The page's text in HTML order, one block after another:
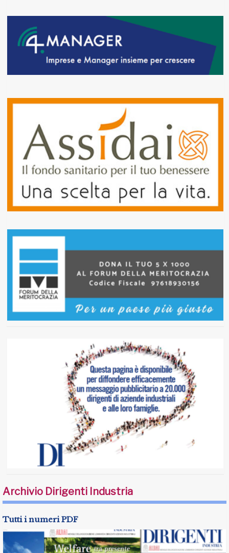
Archivio Dirigenti Industria
Tutti i numeri PDF